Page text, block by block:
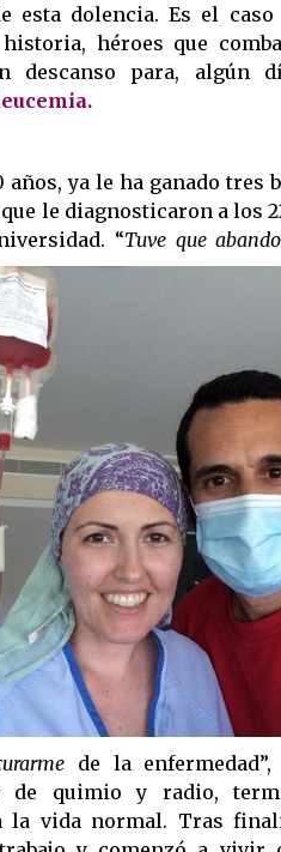
esta dolencia. Es el caso
héroes que
descanso para, algún
años, ya le ha ganado tres
le diagnosticaron a los
“Tuve que
de la enfermedad”,
de quimio y radio,
la vida normal. Tras